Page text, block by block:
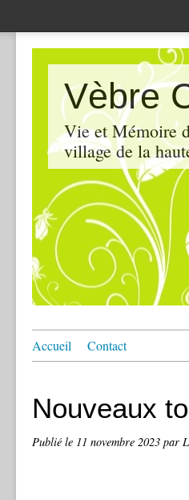
Vèbre
Vie et Mémoire
village de la
Accueil Contact
Nouveaux
Publié le 11 novembre 2023 par